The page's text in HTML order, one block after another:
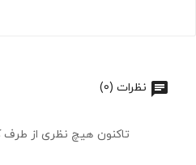
نظرات (0)
تاکنون هیچ نظری از طرف